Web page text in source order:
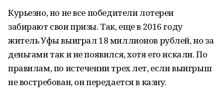
Курьезно, но не все победители лотереи
забирают свои призы. Так, еще в 2016 году
житель Уфы выиграл 18 миллионов рублей, но за
деньгами так и не появился, хотя его искали. По
правилам, по истечении трех лет, если выигрыш
не востребован, он передается в казну.